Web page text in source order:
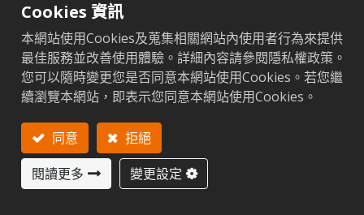
VαⅢ 系列
全電式機種，50-450噸
Cookies 資訊
本網站使用Cookies及蒐集相關網站內使用者行為來提供
最佳服務並改善使用體驗。詳細內容請參閱隱私權政策。
您可以隨時變更您是否同意本網站使用Cookies。若您繼
續瀏覽本網站，即表示您同意本網站使用Cookies。
同意
拒絕
閱讀更多
變更設定